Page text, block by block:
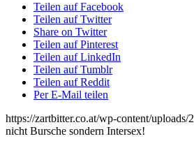
Teilen auf Facebook
Teilen auf Twitter
Share on Twitter
Teilen auf Pinterest
Teilen auf LinkedIn
Teilen auf Tumblr
Teilen auf Reddit
Per E-Mail teilen
https://zartbitter.co.at/wp-content/uploads/
nicht Bursche sondern Intersex!